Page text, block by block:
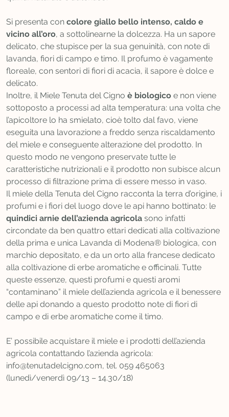
Si presenta con colore giallo bello intenso, caldo e
vicino all’oro, a sottolinearne la dolcezza. Ha un sapore
delicato, che stupisce per la sua genuinità, con note di
lavanda, fiori di campo e timo. Il profumo è vagamente
floreale, con sentori di fiori di acacia, il sapore è dolce e
delicato.
Inoltre, il Miele Tenuta del Cigno è biologico e non viene
sottoposto a processi ad alta temperatura: una volta che
l’apicoltore lo ha smielato, cioè tolto dal favo, viene
eseguita una lavorazione a freddo senza riscaldamento
del miele e conseguente alterazione del prodotto. In
questo modo ne vengono preservate tutte le
caratteristiche nutrizionali e il prodotto non subisce alcun
processo di filtrazione prima di essere messo in vaso.
Il miele della Tenuta del Cigno racconta la terra d’origine, i
profumi e i fiori del luogo dove le api hanno bottinato: le
quindici arnie dell’azienda agricola sono infatti
circondate da ben quattro ettari dedicati alla coltivazione
della prima e unica Lavanda di Modena® biologica, con
marchio depositato, e da un orto alla francese dedicato
alla coltivazione di erbe aromatiche e officinali. Tutte
queste essenze, questi profumi e questi aromi
“contaminano” il miele dell’azienda agricola e il benessere
delle api donando a questo prodotto note di fiori di
campo e di erbe aromatiche come il timo.
E’ possibile acquistare il miele e i prodotti dell’azienda
agricola contattando l’azienda agricola:
info@tenutadelcigno.com, tel. 059 465063
(lunedì/venerdì 09/13 – 14.30/18)